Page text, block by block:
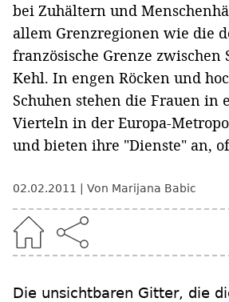
bei Zuhältern und
allem Grenzregionen wie die
französische Grenze zwischen
Kehl. In engen Röcken und
Schuhen stehen die Frauen in
Vierteln in der Europa-
und bieten ihre "Dienste" an,
02.02.2011 Von Marijana Babic
Die unsichtbaren Gitter, die